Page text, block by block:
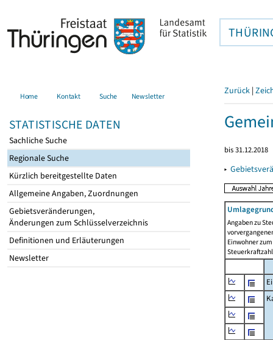
Home Kontakt Suche Newsletter
STATISTISCHE DATEN
Sachliche Suche
Regionale Suche
Kürzlich bereitgestellte Daten
Allgemeine Angaben, Zuordnungen
Gebietsveränderungen,
Änderungen zum Schlüsselverzeichnis
Definitionen und Erläuterungen
Newsletter
Zurück |
bis 31.12.2018
▸
Angaben zu
Einwohner